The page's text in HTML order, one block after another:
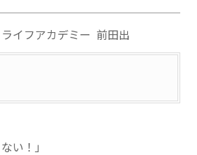
イフアカデミー 前田出
い！」